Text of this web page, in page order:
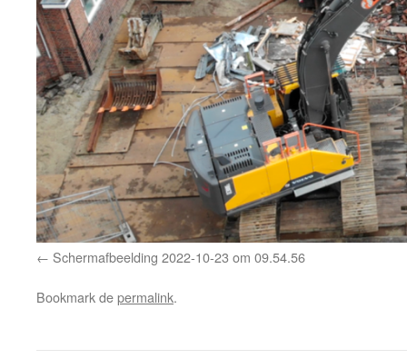
Schermafbeelding 2022-10-23 om 09.54.56
Bookmark depermalink.